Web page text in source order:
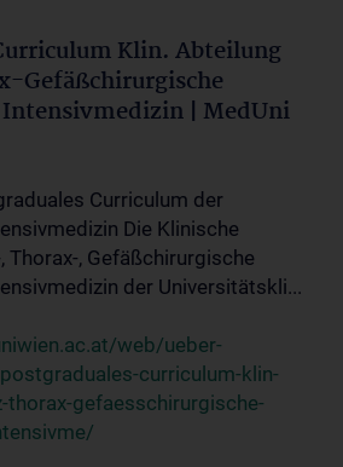
Klin. Abteilung
Gefäßchirurgische
Intensivmedizin | MedUni
Curriculum der
Die Klinische
Thorax-, Gefäßchirurgische
der Universitätskli...
web/ueber-
curriculum-klin-
thorax-gefaesschirurgische-